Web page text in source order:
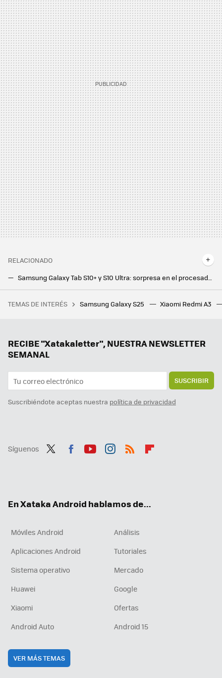
RELACIONADO
Samsung Galaxy Tab S10+ y S10 Ultra: sorpresa en el procesador, pantallas de lujo e IA por todas partes para hacerle frente a los iPad
Los trabajos para "principiantes" ya no lo son, y no solo la Generación Z tiene un problema. Requieren de experiencia y pagan poco
TEMAS DE INTERÉS Samsung Galaxy S25 Xiaomi Redmi A3
RECIBE "Xatakaletter", NUESTRA NEWSLETTER
SEMANAL
SUSCRIBIR
Suscribiéndote aceptas nuestra política de privacidad
Síguenos
En Xataka Android hablamos de...
Móviles Android
Análisis
Aplicaciones Android
Tutoriales
Sistema operativo
Mercado
Huawei
Google
Xiaomi
Ofertas
Android Auto
Android 15
VER MÁS TEMAS